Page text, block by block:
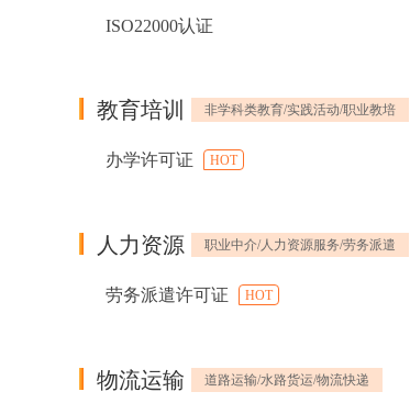
ISO22000认证
教育培训 非学科类教育/实践活动/职业教培
办学许可证 HOT
人力资源 职业中介/人力资源服务/劳务派遣
劳务派遣许可证 HOT
物流运输 道路运输/水路货运/物流快递